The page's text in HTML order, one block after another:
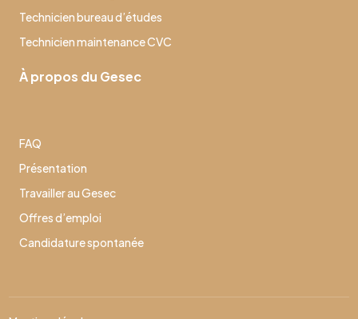
Technicien bureau d’études
Technicien maintenance CVC
À propos du Gesec
FAQ
Présentation
Travailler au Gesec
Offres d’emploi
Candidature spontanée